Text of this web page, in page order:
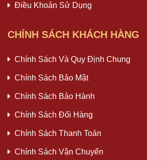
Điều Khoản Sử Dụng
CHÍNH SÁCH KHÁCH HÀNG
Chính Sách Và Quy Định Chung
Chính Sách Bảo Mật
Chính Sách Bảo Hành
Chính Sách Đổi Hàng
Chính Sách Thanh Toán
Chính Sách Vận Chuyển